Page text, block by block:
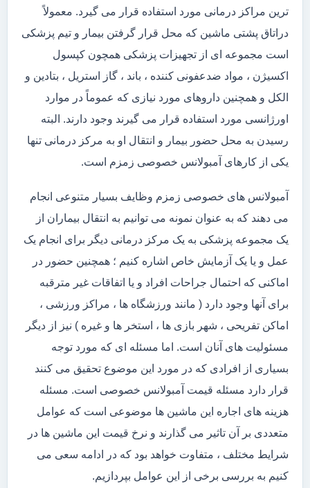
ترین مراکز درمانی مورد استفاده قرار می گیرد. معمولاً
دراتاق پشتی ماشین که محل قرار گرفتن بیمار و تیم پزشکی
است مجموعه ای از تجهیزات پزشکی همچون کپسول
اکسیژن ، مواد ضدعفونی کننده ، باند ، گاز استریل ، بتادین و
الکل و همچنین داروهای مورد نیازی که عموماً در موارد
اورژانسی مورد استفاده قرار می گیرند وجود دارند. البته
رسیدن به محل حضور بیمار و انتقال او به مرکز درمانی تنها
یکی از کارهای آمبولانس خصوصی زمزم است.
آمبولانس های خصوصی زمزم وظایف بسیار متنوعی انجام
می دهند که به عنوان نمونه می توانیم به انتقال بیماران از
یک مجموعه پزشکی به یک مرکز درمانی دیگر برای انجام یک
عمل و یا یک آزمایش خاص اشاره کنیم ؛ همچنین حضور در
اماکنی که احتمال جراحات افراد و یا اتفاقات غیر مترقبه
برای آنها وجود دارد ( مانند ورزشگاه ها ، مراکز ورزشی ،
اماکن تفریحی ، شهر بازی ها ، استخر ها و غیره ) نیز از دیگر
مسئولیت های آنان است. اما مسئله ای که مورد توجه
بسیاری از افرادی که در مورد این موضوع تحقیق می کنند
قرار دارد مسئله قیمت آمبولانس خصوصی است. مسئله
هزینه های اجاره این ماشین ها موضوعی است که عوامل
متعددی بر آن تاثیر می گذارند و نرخ قیمت این ماشین ها در
شرایط مختلف ، متفاوت خواهد بود که در ادامه سعی می
کنیم به بررسی برخی از این عوامل بپردازیم.